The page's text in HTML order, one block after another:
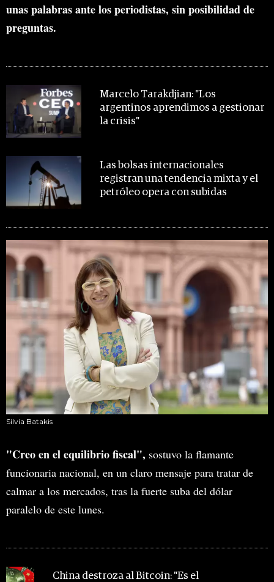
unas palabras ante los periodistas, sin posibilidad de
preguntas.
Marcelo Tarakdjian: "Los
argentinos aprendimos a gestionar
la crisis"
Las bolsas internacionales
registran una tendencia mixta y el
petróleo opera con subidas
Silvia Batakis
"Creo en el equilibrio fiscal", sostuvo la flamante
funcionaria nacional, en un claro mensaje para tratar de
calmar a los mercados, tras la fuerte suba del dólar
paralelo de este lunes.
China destroza al Bitcoin: "Es el